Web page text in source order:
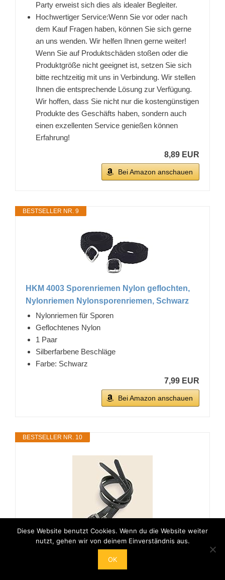
Party erweist sich dies als idealer Begleiter.
Hochwertiger Service:Wenn Sie vor oder nach
dem Kauf Fragen haben, können Sie sich gerne
an uns wenden. Wir helfen Ihnen gerne weiter!
Wenn Sie auf Produktschäden stoßen oder die
Produktgröße nicht geeignet ist, setzen Sie sich
bitte rechtzeitig mit uns in Verbindung. Wir stellen
Ihnen die entsprechende Lösung zur Verfügung.
Wir hoffen, dass Sie nicht nur die kostengünstigen
Produkte des Geschäfts haben, sondern auch
einen exzellenten Service genießen können
Erfahrung!
8,89 EUR
Bei Amazon anschauen
BESTSELLER NR. 9
HKM 4003 Sporenriemen Nylon geflochten,
Nylonriemen Nylonsporenriemen, Schwarz
Nylonriemen für Sporen
Geflochtenes Nylon
1 Paar
Silberfarbene Beschläge
Farbe: Schwarz
7,99 EUR
Bei Amazon anschauen
BESTSELLER NR. 10
Kieffer Sporenriemen Secu Leder - Schwarz -
Diese Website benutzt Cookies. Wenn du die Website weiter
nutzt, gehen wir von deinem Einverständnis aus.
OK